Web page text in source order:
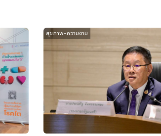
สุขภาพ-ความงาม